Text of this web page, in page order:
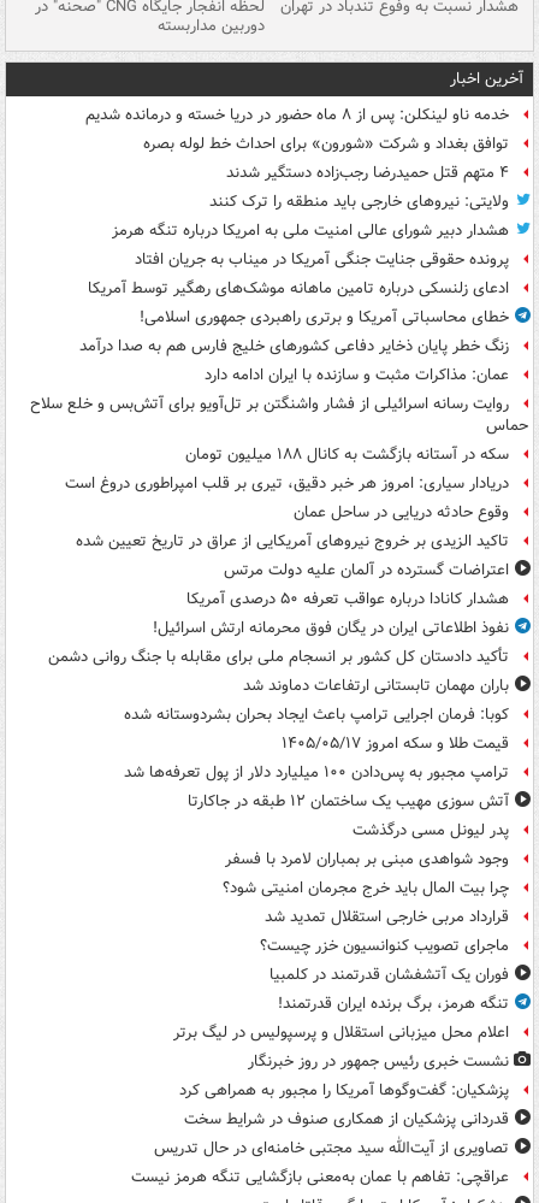
هشدار نسبت به وفوع تندباد در تهران لحظه انفجار جایگاه CNG "صحنه" در
دوربین مداربسته
آخرین اخبار
خدمه ناو لینکلن: پس از ۸ ماه حضور در دریا خسته و درمانده‌ شدیم
توافق بغداد و شرکت «شورون» برای احداث خط لوله بصره
۴ متهم قتل حمیدرضا رجب‌زاده دستگیر شدند
ولایتی: نیروهای خارجی باید منطقه را ترک کنند
هشدار دبیر شورای عالی امنیت ملی به امریکا درباره تنگه هرمز
پرونده حقوقی جنایت جنگی آمریکا در میناب به جریان افتاد
ادعای زلنسکی درباره تامین ماهانه موشک‌های رهگیر توسط آمریکا
خطای محاسباتی آمریکا و برتری راهبردی جمهوری اسلامی!
زنگ خطر پایان ذخایر دفاعی کشورهای خلیج فارس هم به صدا درآمد
عمان: مذاکرات مثبت و سازنده با ایران ادامه دارد
روایت رسانه اسرائیلی از فشار واشنگتن بر تل‌آویو برای آتش‌بس و خلع سلاح
حماس
سکه در آستانه بازگشت به کانال ۱۸۸ میلیون تومان
دریادار سیاری: امروز هر خبر دقیق، تیری بر قلب امپراطوری دروغ است
وقوع حادثه دریایی در ساحل عمان
تاکید الزیدی بر خروج نیروهای آمریکایی از عراق در تاریخ تعیین شده
اعتراضات گسترده در آلمان علیه دولت مرتس
هشدار کانادا درباره عواقب تعرفه ۵۰ درصدی آمریکا
نفوذ اطلاعاتی ایران در یگان فوق محرمانه ارتش اسرائیل!
تأکید دادستان کل کشور بر انسجام ملی برای مقابله با جنگ روانی دشمن
باران مهمان تابستانی ارتفاعات دماوند شد
کوبا: فرمان اجرایی ترامپ باعث ایجاد بحران بشردوستانه شده
قیمت طلا و سکه امروز ۱۴۰۵/۰۵/۱۷
ترامپ مجبور به پس‌دادن ۱۰۰ میلیارد دلار از پول تعرفه‌ها شد
آتش سوزی مهیب یک ساختمان ۱۲ طبقه در جاکارتا
پدر لیونل مسی درگذشت
وجود شواهدی مبنی بر بمباران لامرد با فسفر
چرا بیت المال باید خرج مجرمان امنیتی شود؟
قرارداد مربی خارجی استقلال تمدید شد
ماجرای تصویب کنوانسیون خزر چیست؟
فوران یک آتشفشان قدرتمند در کلمبیا
تنگه هرمز، برگ برنده ایران قدرتمند!
اعلام محل میزبانی استقلال و پرسپولیس در لیگ برتر
نشست خبری رئیس جمهور در روز خبرنگار
پزشکیان: گفت‌وگوها آمریکا را مجبور به همراهی کرد
قدردانی پزشکیان از همکاری صنوف در شرایط سخت
تصاویری از آیت‌الله سید مجتبی خامنه‌ای در حال تدریس
عراقچی: تفاهم با عمان به‌معنی بازگشایی تنگه هرمز نیست